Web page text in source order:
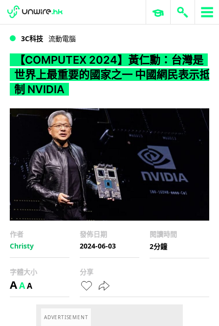
WWDC 2026 ERP 與商業 AI
3C科技 流動電腦
【COMPUTEX 2024】黃仁勳：台灣是
世界上最重要的國家之一 中國網民表示抵
制 NVIDIA
作者
Christy
發佈日期
2024-06-03
閱讀時間
2分鐘
字體大小
AAA
分享
ADVERTISEMENT